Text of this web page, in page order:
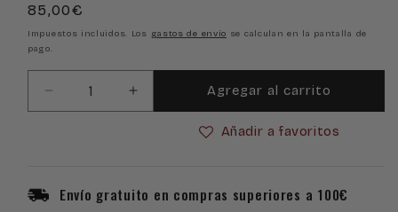
Precio
habitual
85,00€
Impuestos incluidos. Los gastos de envío se calculan en la pantalla de
pago.
Reducir
cantidad
Forma
Aumentar
cantidad
Forma
Agregar al carrito
Añadir a favoritos
Envío gratuito en compras superiores a 100€